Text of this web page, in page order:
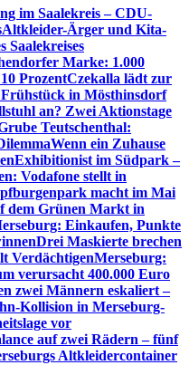
im Saalekreis – CDU-
Altkleider-Ärger und Kita-
Saalekreises
Marke: 1.000
ProzentCzekalla lädt zur
Frühstück in Mösthinsdorf
an? Zwei Aktionstage
Teutschenthal:
Wenn ein Zuhause
Exhibitionist im Südpark –
Vodafone stellt in
macht im Mai
dem Grünen Markt in
Einkaufen, Punkte
Drei Maskierte brechen
VerdächtigenMerseburg:
verursacht 400.000 Euro
zwei Männern eskaliert –
Kollision in Merseburg-
vor
auf zwei Rädern – fünf
Altkleidercontainer